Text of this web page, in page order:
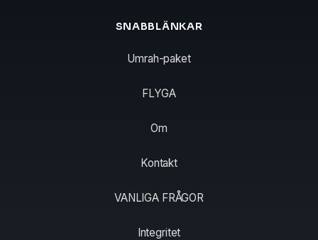
SNABBLÄNKAR
Umrah-paket
FLYGA
Om
Kontakt
VANLIGA FRÅGOR
Integritet